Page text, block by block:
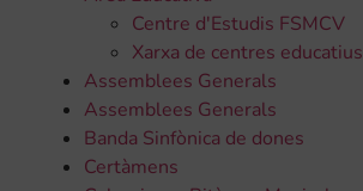
Centre d'Estudis FSMCV
Xarxa de centres educatius
Assemblees Generals
Assemblees Generals
Banda Sinfònica de dones
Certàmens